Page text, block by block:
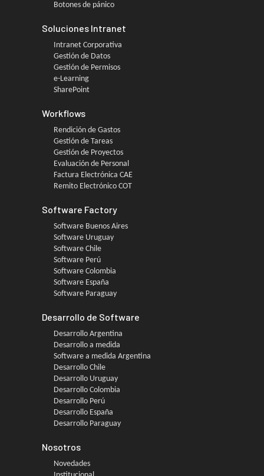
Botones de pánico
Soluciones Intranet
Intranet Corporativa
Gestión de Datos
Gestión de Permisos
e-Learning
SharePoint
Workflows
Rendición de Gastos
Gestión de Tareas
Gestión de Proyectos
Evaluación de Personal
Factura Electrónica CAE
Remito Electrónico COT
Software Factory
Software Buenos Aires
Software Uruguay
Software Chile
Software Perú
Software Colombia
Software España
Software Paraguay
Desarrollo de Software
Desarrollo Argentina
Desarrollo a medida
Software a medida Argentina
Desarrollo Chile
Desarrollo Uruguay
Desarrollo Colombia
Desarrollo Perú
Desarrollo España
Desarrollo Paraguay
Nosotros
Novedades